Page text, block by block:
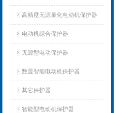
高精度无源量化电动机保护器
电动机综合保护器
无源型电动保护器
数显智能电动机保护器
其它保护器
智能型电动机保护器